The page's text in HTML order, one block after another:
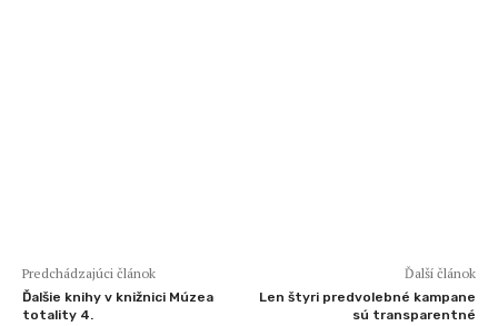
Predchádzajúci článok
Ďalšie knihy v knižnici Múzea
totality 4.
Ďalší článok
Len štyri predvolebné kampane
sú transparentné